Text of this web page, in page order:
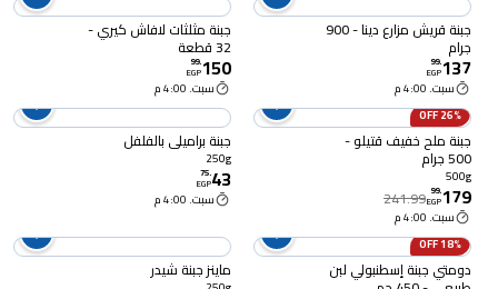
جبنة قريش مزارع دينا - 900
جرام
137
.
99
EGP
سبت. 4:00 م
جبنة مثلثات لافاش كيري -
32 قطعة
150
.
99
EGP
سبت. 4:00 م
26% OFF
جبنة ملح خفيف قتيلو -
500 جرام
500g
179
.
99
EGP
241.99
سبت. 4:00 م
جبنة براميلي بالفلفل
250g
43
.
75
EGP
سبت. 4:00 م
18% OFF
دومتي جبنة إسطنبولي لبن ماينز جبنة شيدر